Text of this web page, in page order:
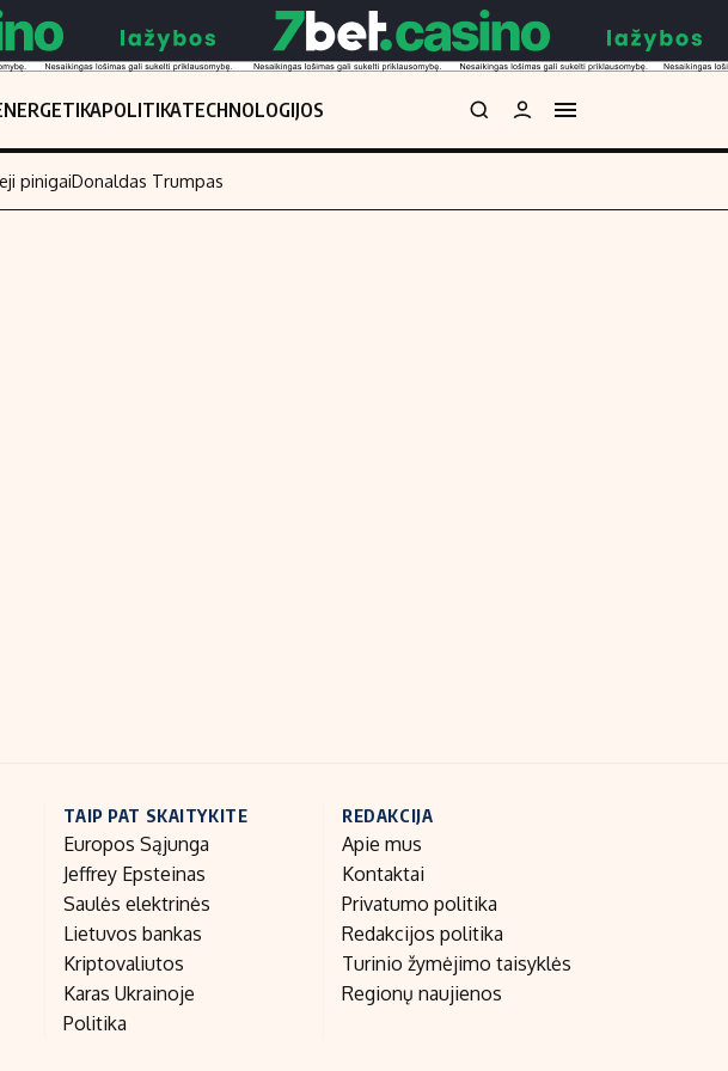
POLITIKATECHNOLOGIJOS
pinigaiDonaldas Trumpas
TAIP PAT SKAITYKITE
Europos Sąjunga
Jeffrey Epsteinas
Saulės elektrinės
Lietuvos bankas
Kriptovaliutos
Karas Ukrainoje
Politika
REDAKCIJA
Apie mus
Kontaktai
Privatumo politika
Redakcijos politika
Turinio žymėjimo taisyklės
Regionų naujienos